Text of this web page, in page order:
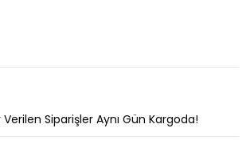
Siparişler Aynı Gün Kargoda!